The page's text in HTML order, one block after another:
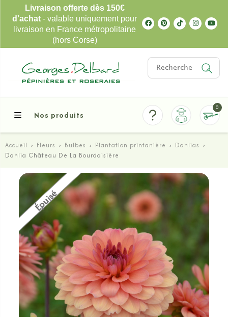
Livraison offerte dès 150€
d'achat - valable uniquement pour
livraison en France métropolitaine
(hors Corse)
Nos produits
0
Accueil › Fleurs › Bulbes › Plantation printanière › Dahlias ›
Dahlia Château De La Bourdaisière
Épuisé